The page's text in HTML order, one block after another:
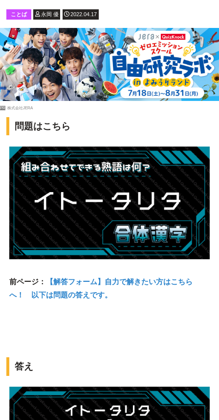
ことば 永岡 優 2022.04.17
PR 株式会社JERA
問題はこちら
前ページ：
【解答フォーム】自力で解きたい方はこちら
へ！ 以下は問題の答えです。
答え